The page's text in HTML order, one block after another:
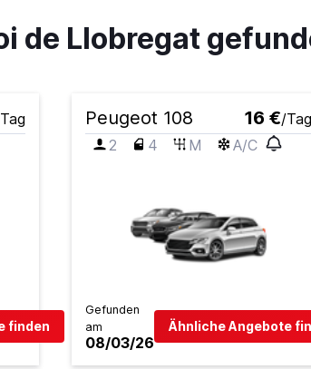
de Llobregat
finden
Peugeot 108 16 €/Tag
2
4 M A/C
Gefunden
am
08/03/26
Ähnliche Angebote